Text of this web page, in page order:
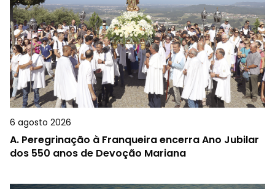
6 agosto 2026
A. Peregrinação à Franqueira encerra Ano Jubilar
dos 550 anos de Devoção Mariana